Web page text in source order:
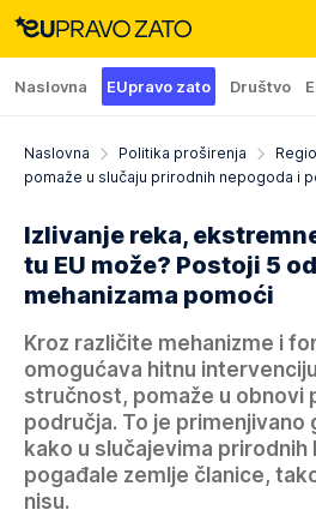
Naslovna EUpravo zato Društvo
Naslovna Politika proširenja
pomaže u slučaju prirodnih nepogoda i
Izlivanje reka,
tu EU može? Postoji 5
mehanizama pomoći
Kroz različite mehanizme i
omogućava hitnu
stručnost, pomaže u obnovi
područja. To je primenjivano
kako u slučajevima
pogađale zemlje članice,
nisu.